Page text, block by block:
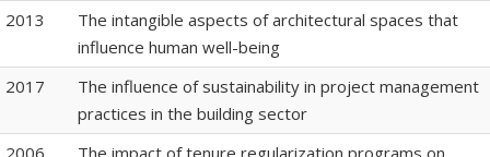
2013
The intangible aspects of architectural spaces that
influence human well-being
2017
The influence of sustainability in project management
practices in the building sector